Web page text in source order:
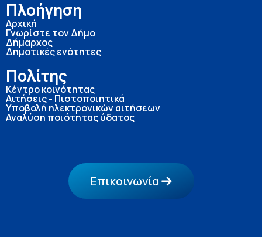
Πλοήγηση
Αρχική
Γνωρίστε τον Δήμο
Δήμαρχος
Δημοτικές ενότητες
Πολίτης
Κέντρο κοινότητας
Αιτήσεις - Πιστοποιητικά
Υποβολή ηλεκτρονικών αιτήσεων
Αναλύση ποιότητας ύδατος
Επικοινωνία